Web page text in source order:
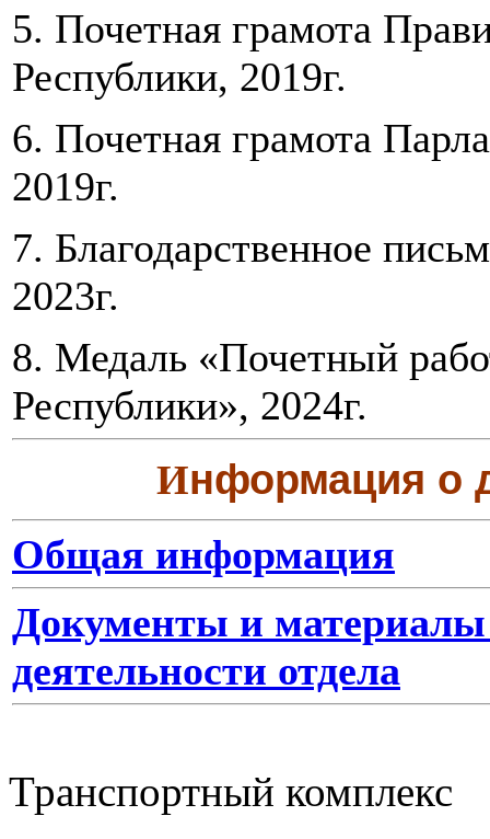
5. Почетная грамота
Республики, 2019г.
6. Почетная грамота
2019г.
7. Благодарственное
2023г.
8. Медаль «Почетный
Республики», 2024г.
Информация о
Общая информация
Документы и
деятельности отдела
Транспортный комплекс